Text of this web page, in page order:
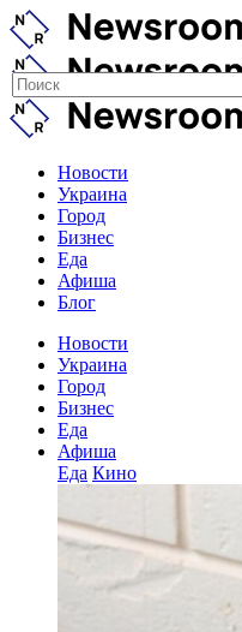
Новости
Украина
Город
Бизнес
Еда
Афиша
Блог
Новости
Украина
Город
Бизнес
Еда
Афиша
Еда Кино